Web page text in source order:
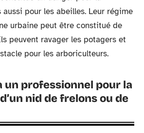
pour les abeilles. Leur régime
urbaine peut être constitué de
peuvent ravager les potagers et
pour les arboriculteurs.
un professionnel pour la
nid de frelons ou de